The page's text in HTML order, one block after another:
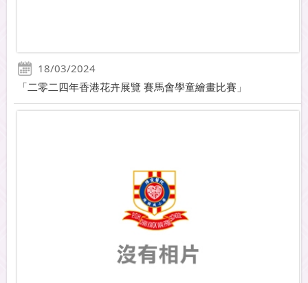
18/03/2024
「二零二四年香港花卉展覽 賽馬會學童繪畫比賽」